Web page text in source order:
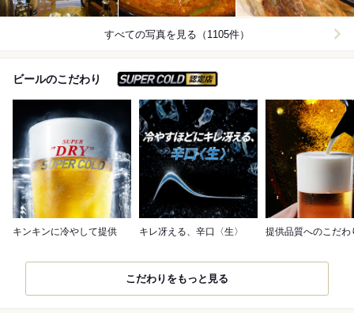
すべての写真を見る（1105件）
ビールのこだわり
キンキンに冷やして提供 キレ冴える、辛口〈生〉 提供品質へのこだわ
こだわりをもっと見る